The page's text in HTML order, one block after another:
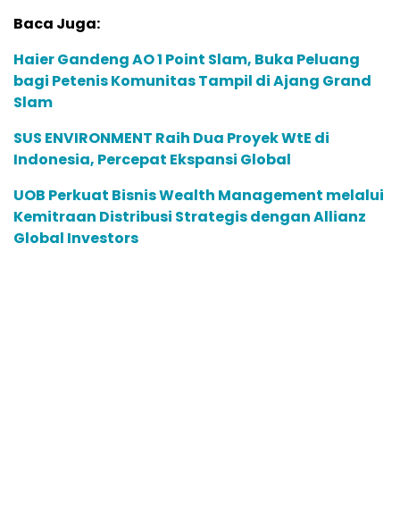
Baca Juga:
Haier Gandeng AO 1 Point Slam, Buka Peluang
bagi Petenis Komunitas Tampil di Ajang Grand
Slam
SUS ENVIRONMENT Raih Dua Proyek WtE di
Indonesia, Percepat Ekspansi Global
UOB Perkuat Bisnis Wealth Management melalui
Kemitraan Distribusi Strategis dengan Allianz
Global Investors